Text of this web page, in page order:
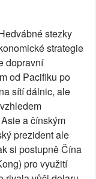
stezky
strategie
dopravní
od Pacifiku po
sítí dálnic, ale
a čínským
prezident ale
si postupně Čína
pro využití